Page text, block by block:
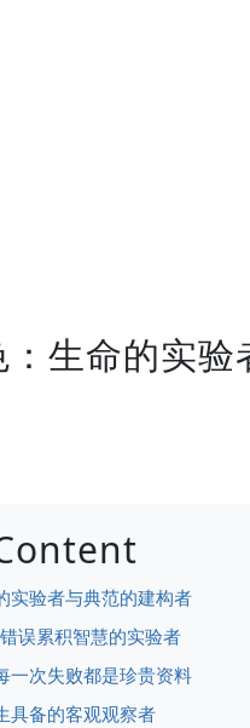
生命的实验
实验者与典范的建构者
误累积智慧的实验者
一次失败都是珍贵资料
具备的客观观察者